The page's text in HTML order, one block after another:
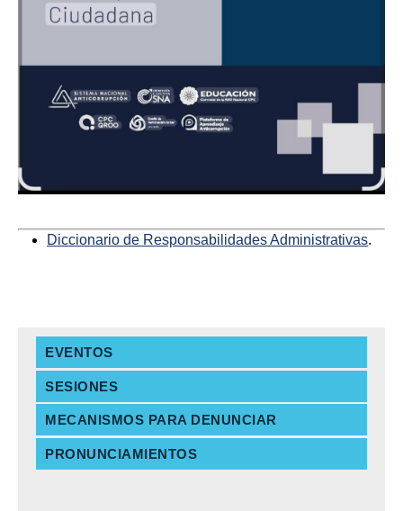
Diccionario de Responsabilidades Administrativas.
EVENTOS
SESIONES
MECANISMOS PARA DENUNCIAR
PRONUNCIAMIENTOS